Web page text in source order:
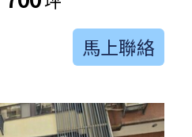
馬上聯絡